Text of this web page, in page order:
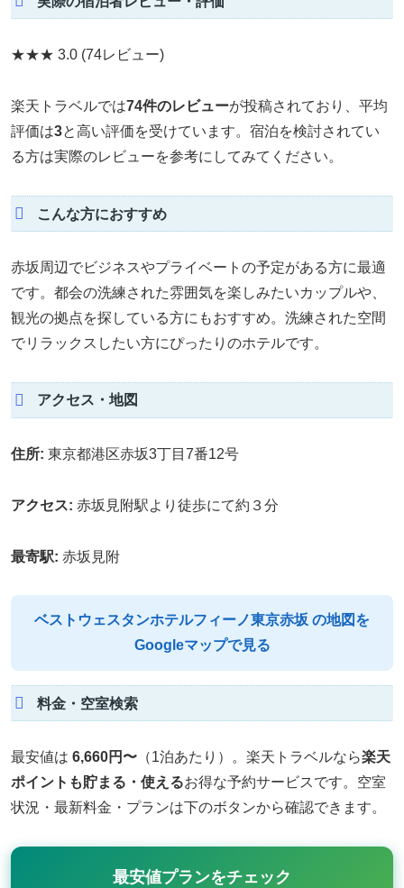
★★★ 3.0 (74レビュー)
楽天トラベルでは74件のレビューが投稿されており、平均
評価は3と高い評価を受けています。宿泊を検討されてい
る方は実際のレビューを参考にしてみてください。
こんな方におすすめ
赤坂周辺でビジネスやプライベートの予定がある方に最適
です。都会の洗練された雰囲気を楽しみたいカップルや、
観光の拠点を探している方にもおすすめ。洗練された空間
でリラックスしたい方にぴったりのホテルです。
アクセス・地図
住所: 東京都港区赤坂3丁目7番12号
アクセス: 赤坂見附駅より徒歩にて約３分
最寄駅: 赤坂見附
ベストウェスタンホテルフィーノ東京赤坂 の地図を
Googleマップで見る
料金・空室検索
最安値は 6,660円〜 （1泊あたり）。楽天トラベルなら楽天
ポイントも貯まる・使えるお得な予約サービスです。空室
状況・最新料金・プランは下のボタンから確認できます。
最安値プランをチェック